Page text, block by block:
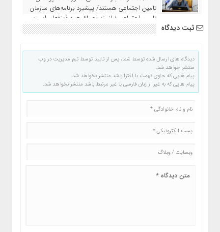
تامین اجتماعی هستند/ پیشبرد برنامه‌های سازمان
تامین اجتماعی نیازمند اجماع همه ذینفعان است
ثبت دیدگاه
دیدگاه های ارسال شده توسط شما، پس از تایید توسط تیم مدیریت در وب
منتشر خواهد شد.
پیام هایی که حاوی تهمت یا افترا باشد منتشر نخواهد شد.
پیام هایی که به غیر از زبان فارسی یا غیر مرتبط باشد منتشر نخواهد شد.